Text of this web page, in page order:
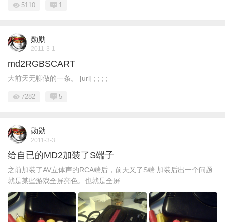
5110 1
勋勋
2011-3-1
md2RGBSCART
大前天无聊做的一条。 [url] ; ; ; ;
7282 5
勋勋
2011-3-3
给自已的MD2加装了S端子
之前加装了AV立体声的RCA端后，前天又了S端 加装后出一个问题
就是某些游戏全屏亮色。也就是全屏 ...